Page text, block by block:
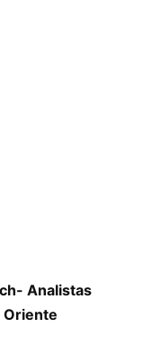
Analistas
Oriente